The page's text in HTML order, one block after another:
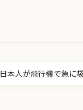
日本人が飛行機で急に